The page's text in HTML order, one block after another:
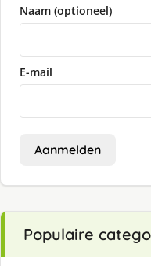
Naam (optioneel)
E-mail
Aanmelden
Populaire